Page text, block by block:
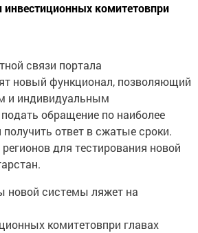
инвестиционных комитетовпри
связи портала
новый функционал, позволяющий
и индивидуальным
обращение по наиболее
ответ в сжатые сроки.
для тестирования новой
новой системы ляжет на
комитетовпри главах